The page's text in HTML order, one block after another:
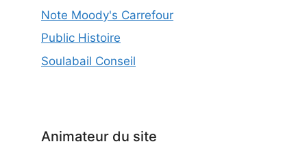
Note Moody's Carrefour
Public Histoire
Soulabail Conseil
Animateur du site